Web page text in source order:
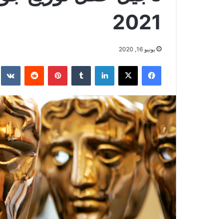
2021
يونيو 16, 2020
فيسبوك ‫X لينكدإن بينتيريست